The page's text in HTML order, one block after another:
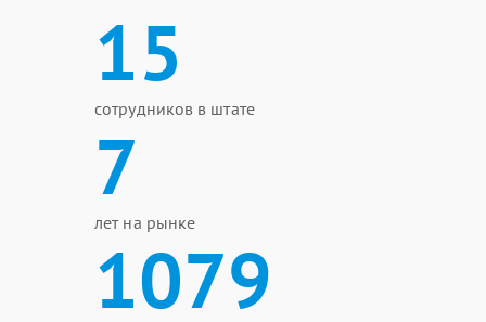
15
сотрудников в штате
7
лет на рынке
1079